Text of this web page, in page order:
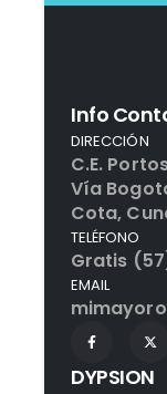
Info
DIRECCIÓN
C.E.
Vía
Cota,
TELÉFONO
Gratis
EMAIL
DYPSION